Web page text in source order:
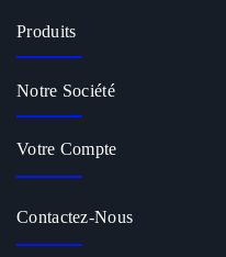
Produits
Notre Société
Votre Compte
Contactez-Nous